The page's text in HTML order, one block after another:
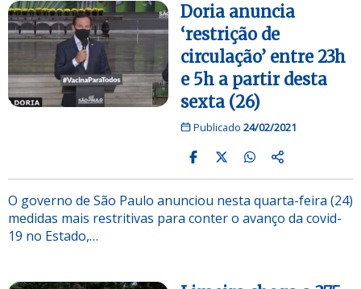
Doria anuncia
‘restrição de
circulação’ entre 23h
e 5h a partir desta
sexta (26)
Publicado 24/02/2021
O governo de São Paulo anunciou nesta quarta-feira (24)
medidas mais restritivas para conter o avanço da covid-
19 no Estado,…